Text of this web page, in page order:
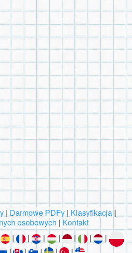
| Darmowe PDFy| Klasyfikacja|
osobowych |Kontakt
| | | | | |
|